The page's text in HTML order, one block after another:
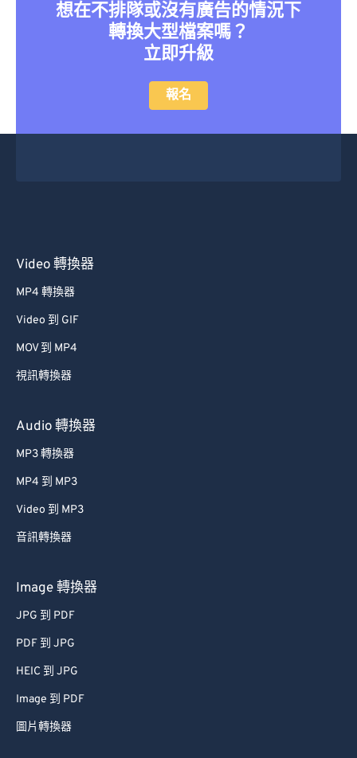
想在不排隊或沒有廣告的情況下
轉換大型檔案嗎？
立即升級
報名
Video 轉換器
MP4 轉換器
Video 到 GIF
MOV 到 MP4
視訊轉換器
Audio 轉換器
MP3 轉換器
MP4 到 MP3
Video 到 MP3
音訊轉換器
Image 轉換器
JPG 到 PDF
PDF 到 JPG
HEIC 到 JPG
Image 到 PDF
圖片轉換器